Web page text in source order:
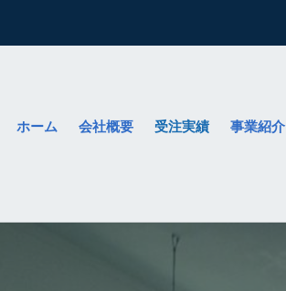
ホーム 会社概要 受注実績 事業紹介